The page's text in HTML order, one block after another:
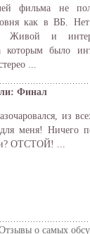
фильма не
как в ВБ.
Живой и
было
...
Финал
из
меня! Ничего
ОТСТОЙ! ...
о самых